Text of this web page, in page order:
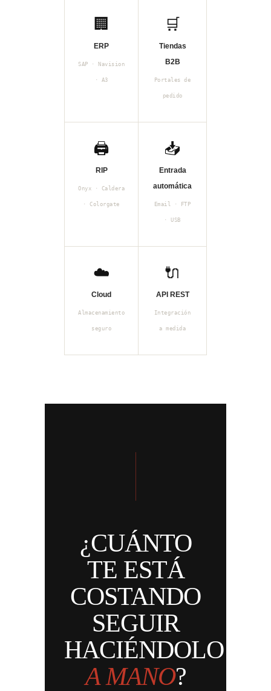
🏢
ERP
SAP · Navision
· A3
🛒
Tiendas
B2B
Portales de
pedido
🖨️
RIP
Onyx · Caldera
· Colorgate
📥
Entrada
automática
Email · FTP
· USB
☁️
Cloud
Almacenamiento
seguro
🔌
API REST
Integración
a medida
¿CUÁNTO
TE ESTÁ
COSTANDO
SEGUIR
HACIÉNDOLO
A MANO?